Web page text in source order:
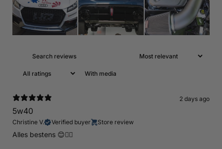
With media
2 days ago
5w40
Christine V. Verified buyer Store review
Alles bestens 😊👍🏻